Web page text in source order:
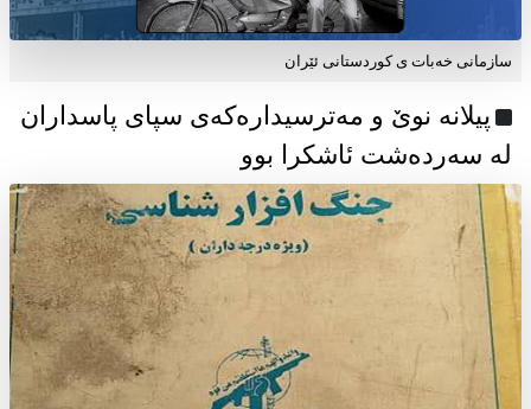
سازمانی خەبات ی كوردستانی ئێران
پیلانە نوێ و مەترسیدارەکەی سپای پاسداران
لە سەردەشت ئاشکرا بوو